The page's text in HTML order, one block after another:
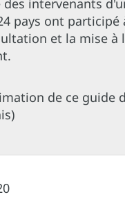
pays ont participé
et la mise à
de ce guide